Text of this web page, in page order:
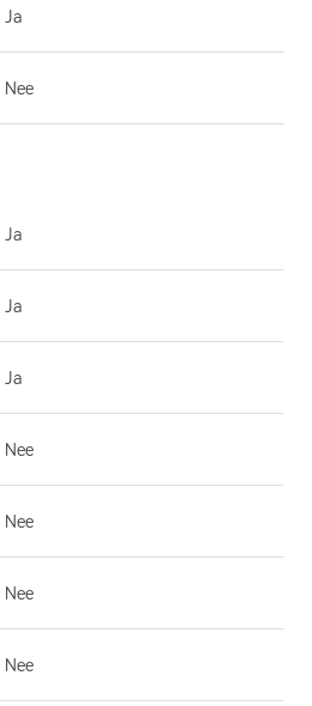
Ja
Nee
Ja
Ja
Ja
Nee
Nee
Nee
Nee